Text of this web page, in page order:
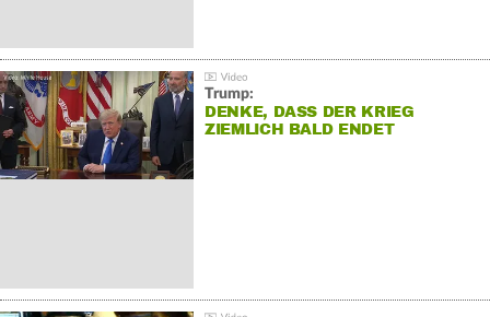
Trump:
DENKE, DASS DER KRIEG
ZIEMLICH BALD ENDET